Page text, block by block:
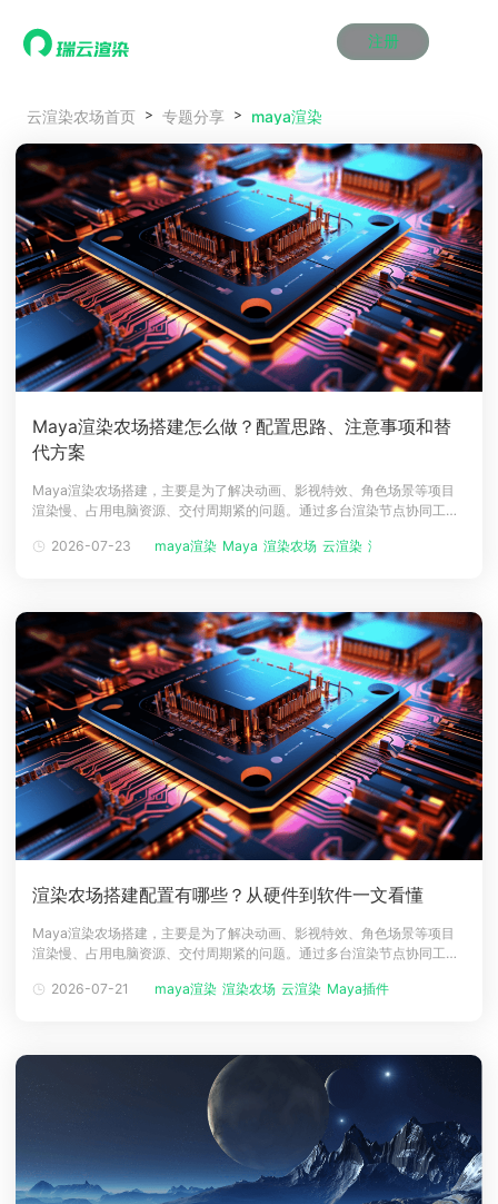
注册
产品服务
效果图渲染
云渲染管理系统
瑞兔百宝箱
AI视频插帧
效果图渲染
云渲染管理系统
瑞兔百宝箱
AI视频插帧
效果图渲染
云渲染管理系统
瑞兔百宝箱
AI视频插帧
效果图渲染
云渲染管理系统
瑞兔百宝箱
AI视频插帧
效果图渲染
云渲染管理系统
瑞兔百宝箱
AI视频插帧
效果图渲染
云渲染管理系统
瑞兔百宝箱
AI视频插帧
解决方案
Maya云渲染方案
3ds Max云渲染方案
Cinema 4D云渲染方案
Blender 云渲染方案
Maya AI渲染方案
Maya云渲染方案
3ds Max云渲染方案
Cinema 4D云渲染方案
Blender 云渲染方案
Maya AI渲染方案
Maya云渲染方案
3ds Max云渲染方案
Cinema 4D云渲染方案
Blender 云渲染方案
Maya AI渲染方案
Maya云渲染方案
3ds Max云渲染方案
Cinema 4D云渲染方案
Blender 云渲染方案
Maya AI渲染方案
Maya云渲染方案
3ds Max云渲染方案
Cinema 4D云渲染方案
Blender 云渲染方案
Maya AI渲染方案
Maya云渲染方案
3ds Max云渲染方案
Cinema 4D云渲染方案
Blender 云渲染方案
Maya AI渲染方案
价格
动画价格
效果图价格
云制作价格
动画价格
效果图价格
云制作价格
动画价格
效果图价格
云制作价格
动画价格
效果图价格
云制作价格
动画价格
效果图价格
云制作价格
动画价格
效果图价格
云制作价格
案例
资讯&赛事
新闻资讯
渲染百科
渲染大赛
泛CG交流会
新闻资讯
渲染百科
渲染大赛
泛CG交流会
新闻资讯
渲染百科
渲染大赛
泛CG交流会
新闻资讯
渲染百科
渲染大赛
泛CG交流会
新闻资讯
渲染百科
渲染大赛
泛CG交流会
新闻资讯
渲染百科
渲染大赛
泛CG交流会
特惠专区
青云平台
教育优惠
青云平台
教育优惠
青云平台
教育优惠
青云平台
教育优惠
青云平台
教育优惠
青云平台
教育优惠
登录
云渲染农场首页 专题分享 maya渲染
Maya渲染农场搭建怎么做？配置思路、注意事项和替
代方案
Maya渲染农场搭建，主要是为了解决动画、影视特效、角色场景等项目
渲染慢、占用电脑资源、交付周期紧的问题。通过多台渲染节点协同工
率。一、Maya渲染农场是什么？Maya渲染农场可以理解为一套专门服务
2026-07-23 maya渲染 Maya 渲染农场 云渲染
渲染农场搭建配置有哪些？从硬件到软件一文看懂
Maya渲染农场搭建，主要是为了解决动画、影视特效、角色场景等项目
渲染慢、占用电脑资源、交付周期紧的问题。通过多台渲染节点协同工
率。一、Maya渲染农场是什么？Maya渲染农场可以理解为一套专门服务
2026-07-21 maya渲染 渲染农场 云渲染 Maya插件